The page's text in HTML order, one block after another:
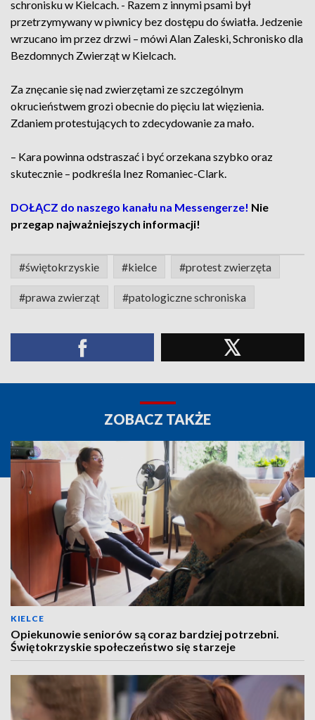
schronisku w Kielcach. - Razem z innymi psami był
przetrzymywany w piwnicy bez dostępu do światła. Jedzenie
wrzucano im przez drzwi – mówi Alan Zaleski, Schronisko dla
Bezdomnych Zwierząt w Kielcach.
Za znęcanie się nad zwierzętami ze szczególnym
okrucieństwem grozi obecnie do pięciu lat więzienia.
Zdaniem protestujących to zdecydowanie za mało.
– Kara powinna odstraszać i być orzekana szybko oraz
skutecznie – podkreśla Inez Romaniec-Clark.
DOŁĄCZ do naszego kanału na Messengerze! Nie
przegap najważniejszych informacji!
#świętokrzyskie #kielce #protest zwierzęta
#prawa zwierząt #patologiczne schroniska
ZOBACZ TAKŻE
KIELCE
Opiekunowie seniorów są coraz bardziej potrzebni.
Świętokrzyskie społeczeństwo się starzeje